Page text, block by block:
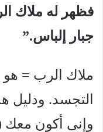
فظهر له ملاك
جبار إلباس.”
ملاك الرب =